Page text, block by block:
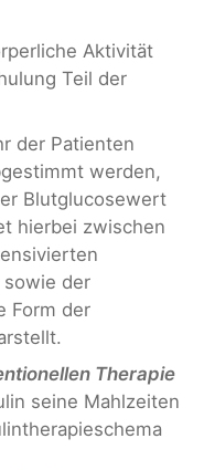
Aktivität
Teil der
der Patienten
werden,
Blutglucosewert
hierbei zwischen
sowie der
Form der
Therapie
seine Mahlzeiten